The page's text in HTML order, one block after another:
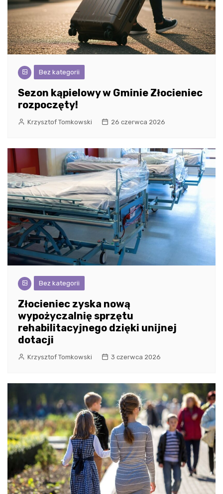
Bez kategorii
Sezon kąpielowy w Gminie Złocieniec
rozpoczęty!
Krzysztof Tomkowski 26 czerwca 2026
Bez kategorii
Złocieniec zyska nową
wypożyczalnię sprzętu
rehabilitacyjnego dzięki unijnej
dotacji
Krzysztof Tomkowski 3 czerwca 2026